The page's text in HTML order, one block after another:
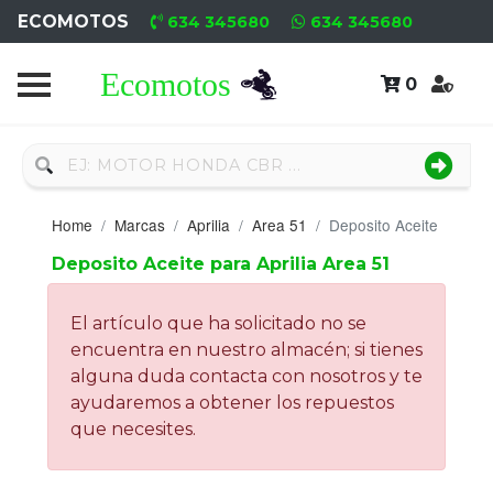
ECOMOTOS 634 345680 634 345680
0
Home
Nuevo
Neumáticos
Campa
Motores
Nuevos
Motores
Usados
Home Marcas Aprilia Area 51 Deposito Aceite
Deposito Aceite para Aprilia Area 51
El artículo que ha solicitado no se
encuentra en nuestro almacén; si tienes
alguna duda contacta con nosotros y te
ayudaremos a obtener los repuestos
que necesites.